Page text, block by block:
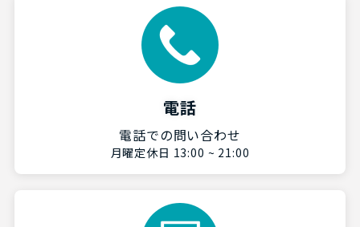
電話
電話での問い合わせ
月曜定休日 13:00 ~ 21:00